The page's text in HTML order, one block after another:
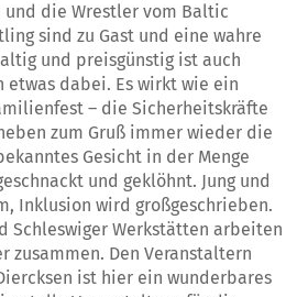
und die Wrestler vom Baltic
sind zu Gast und eine wahre
und preisgünstig ist auch
etwas dabei. Es wirkt wie ein
– die Sicherheitskräfte
zum Gruß immer wieder die
Gesicht in der Menge
und geklöhnt. Jung und
Inklusion wird großgeschrieben.
Schleswiger Werkstätten arbeiten
zusammen. Den Veranstaltern
ist hier ein wunderbares